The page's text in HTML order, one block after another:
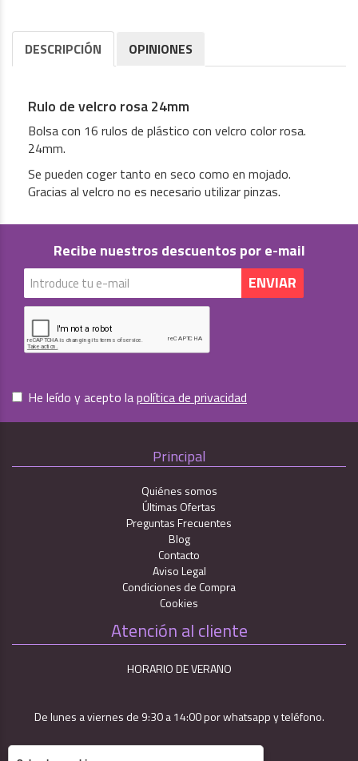
DESCRIPCIÓN OPINIONES
Rulo de velcro rosa 24mm
Bolsa con 16 rulos de plástico con velcro color rosa.
24mm.
Se pueden coger tanto en seco como en mojado.
Gracias al velcro no es necesario utilizar pinzas.
Recibe nuestros descuentos por e-mail
He leído y acepto lapolítica de privacidad
Principal
Quiénes somos
Últimas Ofertas
Preguntas Frecuentes
Blog
Contacto
Aviso Legal
Condiciones de Compra
Cookies
Atención al cliente
HORARIO DE VERANO
De lunes a viernes de 9:30 a 14:00 por whatsapp y teléfono.